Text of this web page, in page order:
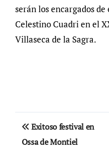
serán los encargados
Celestino Cuadri en el
Villaseca de la Sagra.
Navegación
de
Exitoso festival en
Ossa de Montiel